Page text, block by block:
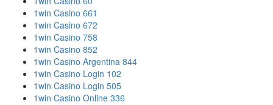
1win Casino 661
1win Casino 672
1win Casino 758
1win Casino 852
1win Casino Argentina 844
1win Casino Login 102
1win Casino Login 505
1win Casino Online 336